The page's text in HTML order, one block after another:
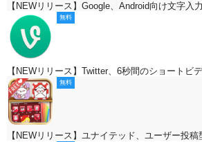
【NEWリリース】Google、Android向け文字
無料
【NEWリリース】Twitter、6秒間のショート
無料
【NEWリリース】ユナイテッド、ユーザー投